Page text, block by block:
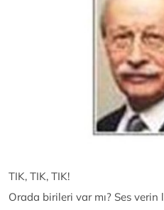
TIK, TIK, TIK!
Orada birileri var mı? Ses verin